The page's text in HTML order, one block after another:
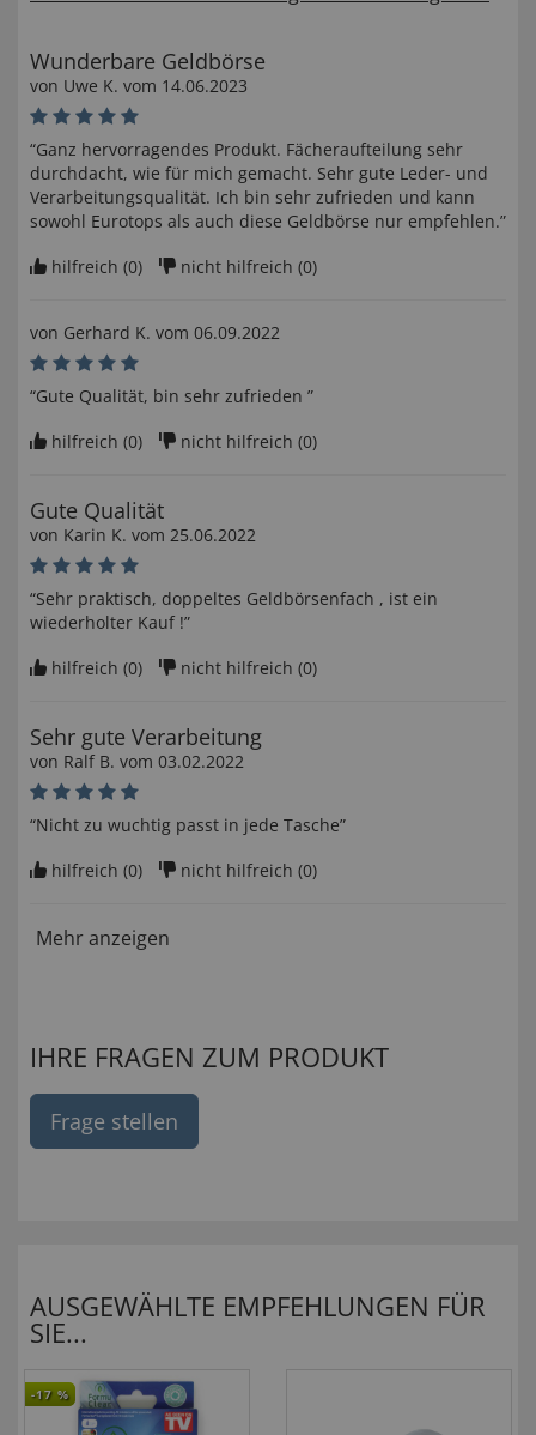
Wunderbare Geldbörse
von Uwe K. vom 14.06.2023
“Ganz hervorragendes Produkt. Fächeraufteilung sehr
durchdacht, wie für mich gemacht. Sehr gute Leder- und
Verarbeitungsqualität. Ich bin sehr zufrieden und kann
sowohl Eurotops als auch diese Geldbörse nur empfehlen.”
hilfreich (0) nicht hilfreich (0)
von Gerhard K. vom 06.09.2022
“Gute Qualität, bin sehr zufrieden ”
hilfreich (0) nicht hilfreich (0)
Gute Qualität
von Karin K. vom 25.06.2022
“Sehr praktisch, doppeltes Geldbörsenfach , ist ein
wiederholter Kauf !”
hilfreich (0) nicht hilfreich (0)
Sehr gute Verarbeitung
von Ralf B. vom 03.02.2022
“Nicht zu wuchtig passt in jede Tasche”
hilfreich (0) nicht hilfreich (0)
Mehr anzeigen
IHRE FRAGEN ZUM PRODUKT
Frage stellen
AUSGEWÄHLTE EMPFEHLUNGEN FÜR
SIE...
-17 %